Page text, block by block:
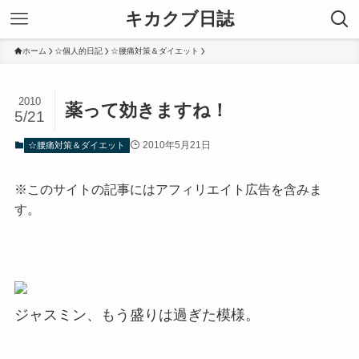
キカクブ日誌
ホーム ☆個人的日記 ☆腰痛対策＆ダイエット
薬って効きますね！
2010
5/21
☆腰痛対策＆ダイエット 2010年5月21日
※このサイトの記事にはアフィリエイト広告を含みま
す。
ジャスミン、もう盛りは過ぎた模様。